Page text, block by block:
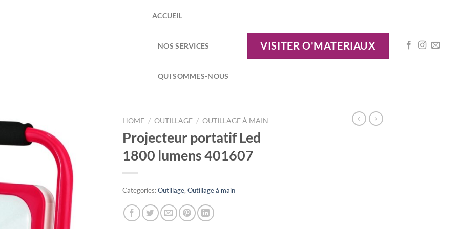
ACCUEIL
NOS SERVICES
QUI SOMMES-NOUS
VISITER O'MATERIAUX
HOME / OUTILLAGE / OUTILLAGE À MAIN
Projecteur portatif Led
1800 lumens 401607
Categories:Outillage, Outillage à main